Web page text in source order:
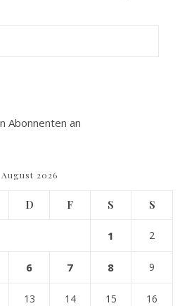
Abonnenten an
August 2026
D F S S
1 2
6 7 8 9
13 14 15 16